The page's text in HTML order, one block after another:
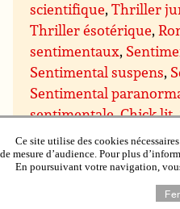
scientifique,Thriller
Thriller ésotérique,
sentimentaux,
Sentimental suspens,
Sentimental
sentimentale,Chick lit,
spéculative
Dystopie
technologique,Hard
Planet Opera,Militaire
,
Ce site utilise des cookies
de mesure d’audience. Pour plus
En poursuivant votre navigation,